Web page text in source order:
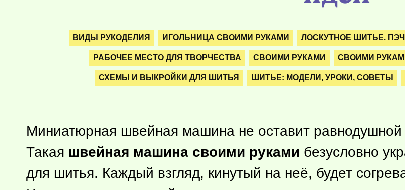
ВИДЫ РУКОДЕЛИЯ ИГОЛЬНИЦА СВОИМИ РУКАМИ ЛОСКУТНОЕ ШИТЬЕ.
РАБОЧЕЕ МЕСТО ДЛЯ ТВОРЧЕСТВА СВОИМИ РУКАМИ СВОИМИ
СХЕМЫ И ВЫКРОЙКИ ДЛЯ ШИТЬЯ ШИТЬЕ: МОДЕЛИ, УРОКИ, СОВЕТЫ
Миниатюрная швейная машина не оставит
Такая швейная машина своими руками безусловно
для шитья. Каждый взгляд, кинутый на неё, будет